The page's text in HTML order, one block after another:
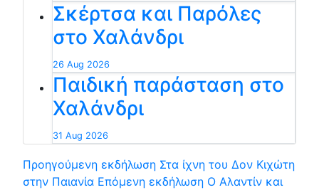
Σκέρτσα και Παρόλες
στο Χαλάνδρι
26 Aug 2026
Παιδική παράσταση στο
Χαλάνδρι
31 Aug 2026
Προηγούμενη εκδήλωση Στα ίχνη του Δον Κιχώτη
στην Παιανία Επόμενη εκδήλωση Ο Αλαντίν και